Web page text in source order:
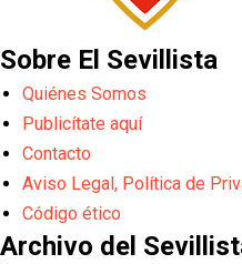
Sobre El Sevillista
Quiénes Somos
Publicítate aquí
Contacto
Aviso Legal, Política de
Código ético
Archivo del